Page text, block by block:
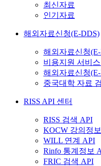
최신자료
인기자료
해외자료신청(E-DDS)
해외자료신청
비용지원 서비
해외자료신청
중국대학 자료
RISS API 센터
RISS 검색 API
KOCW 강의정
WILL 연계 API
Rinfo 통계정보
FRIC 검색 API